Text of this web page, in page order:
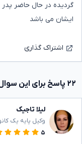
گردیده در حال حاضر
ایشان می باشد
اشتراک گذاری
۲۲ پاسخ برای این سوال ثبت شده
لیلا تاجیک
وکیل پایه یک
۵